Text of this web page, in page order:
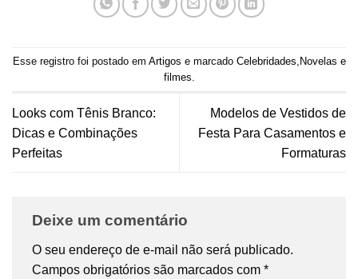
Esse registro foi postado em Artigos e marcado Celebridades Novelas e
filmes
Looks com Tênis Branco:
Dicas e Combinações
Perfeitas
Modelos de Vestidos de
Festa Para Casamentos e
Formaturas
Deixe um comentário
O seu endereço de e-mail não será publicado.
Campos obrigatórios são marcados com *